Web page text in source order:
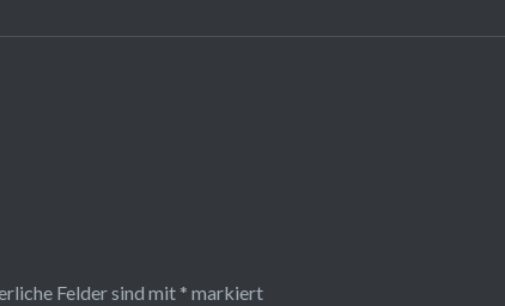
Felder sind mit * markiert